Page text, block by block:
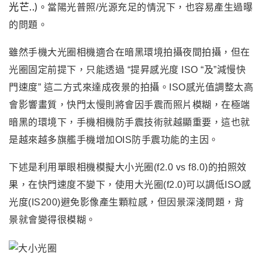
光芒..) 。 當 陽光普照/光源充足的情況下，也容易產生過曝
的問題 。
雖然手機大光圈相機適合在暗黑環境拍攝夜間拍攝，但在
光圈固定前提下，只能透過 “提昇感光度 ISO “及”減慢快
門速度” 這二方式來達成夜景的拍攝。
ISO感光值調整太高
會影響畫質 ， 快門太慢則將會因手震而照片模糊，在極端
暗黑的環境下 ， 手機相機防手震技術就越顯重要 ， 這也就
是越來越多旗艦手機增加OIS防手震功能的主因。
下述是利用單眼相機模擬大小光圈(f2.0 vs f8.0)的拍照效
果 ，在快門速度不變下 ，使用大光圈(f2.0)可以調低ISO感
光度(IS200)避免影像產生顆粒感 ，但因景深淺問題 ，背
景就會變得很模糊 。